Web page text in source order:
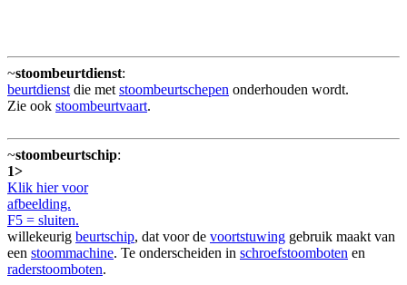
~stoombeurtdienst:
beurtdienst die met stoombeurtschepen onderhouden wordt.
Zie ook stoombeurtvaart.
~stoombeurtschip:
1>
Klik hier voor
afbeelding.
F5 = sluiten.
willekeurig beurtschip, dat voor de voortstuwing gebruik maakt van
een stoommachine. Te onderscheiden in schroefstoomboten en
raderstoomboten.